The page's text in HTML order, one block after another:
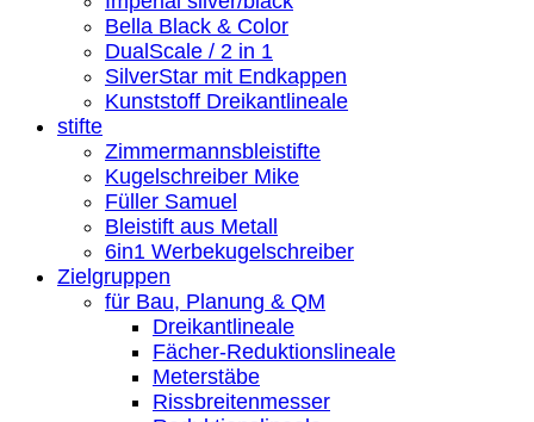
Bella Black & Color
DualScale / 2 in 1
SilverStar mit Endkappen
Kunststoff Dreikantlineale
stifte
Zimmermannsbleistifte
Kugelschreiber Mike
Füller Samuel
Bleistift aus Metall
6in1 Werbekugelschreiber
Zielgruppen
für Bau, Planung & QM
Dreikantlineale
Fächer-Reduktionslineale
Meterstäbe
Rissbreitenmesser